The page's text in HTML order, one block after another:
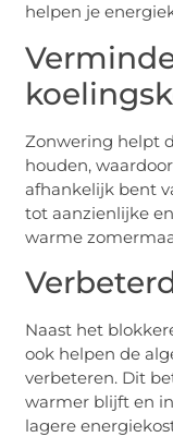
helpen je
Zonwering helpt
houden,
afhankelijk bent
tot aanzienlijke
warme
Naast het
ook helpen de
verbeteren. Dit
warmer blijft en
lagere